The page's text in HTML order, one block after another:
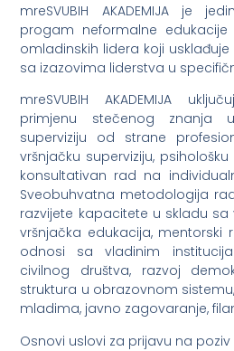
mreSVUBIH AKADEMIJA je
progam neformalne
omladinskih lidera koji
sa izazovima liderstva u
mreSVUBIH AKADEMIJA
primjenu stečenog znanja
superviziju od strane
vršnjačku superviziju,
konsultativan rad na
Sveobuhvatna metodologija
razvijete kapacitete u skladu
vršnjačka edukacija, mentorski
odnosi sa vladinim
civilnog društva, razvoj
struktura u obrazovnom
mladima, javno zagovaranje,
Osnovi uslovi za prijavu na poziv